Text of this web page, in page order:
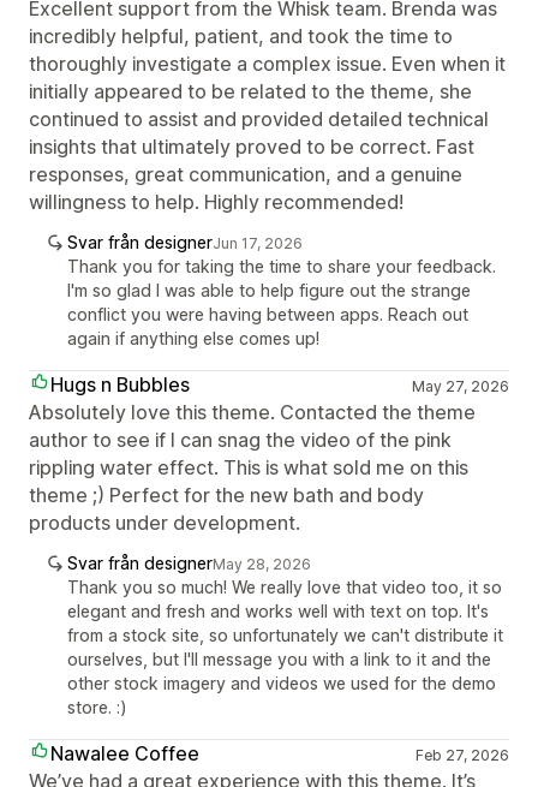
Excellent support from the Whisk team. Brenda was
incredibly helpful, patient, and took the time to
thoroughly investigate a complex issue. Even when it
initially appeared to be related to the theme, she
continued to assist and provided detailed technical
insights that ultimately proved to be correct. Fast
responses, great communication, and a genuine
willingness to help. Highly recommended!
Svar från designerJun 17, 2026
Thank you for taking the time to share your feedback.
I'm so glad I was able to help figure out the strange
conflict you were having between apps. Reach out
again if anything else comes up!
Hugs n Bubbles May 27, 2026
Absolutely love this theme. Contacted the theme
author to see if I can snag the video of the pink
rippling water effect. This is what sold me on this
theme ;) Perfect for the new bath and body
products under development.
Svar från designerMay 28, 2026
Thank you so much! We really love that video too, it so
elegant and fresh and works well with text on top. It's
from a stock site, so unfortunately we can't distribute it
ourselves, but I'll message you with a link to it and the
other stock imagery and videos we used for the demo
store. :)
Nawalee Coffee Feb 27, 2026
We’ve had a great experience with this theme. It’s